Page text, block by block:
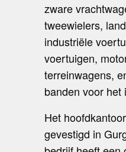
zware
tweewielers,
industriële
voertuigen,
terreinwagens,
banden voor het
Het
gevestigd in